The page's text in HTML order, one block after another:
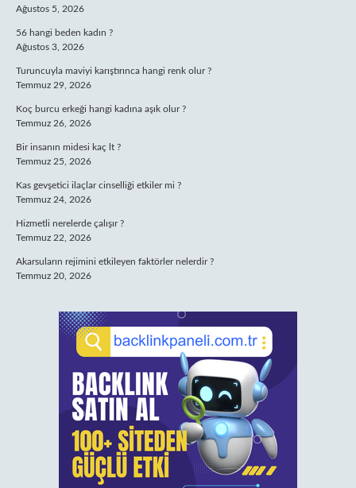
Ağustos 5, 2026
56 hangi beden kadın ?
Ağustos 3, 2026
Turuncuyla maviyi karıştırınca hangi renk olur ?
Temmuz 29, 2026
Koç burcu erkeği hangi kadına aşık olur ?
Temmuz 26, 2026
Bir insanın midesi kaç lt ?
Temmuz 25, 2026
Kas gevşetici ilaçlar cinselliği etkiler mi ?
Temmuz 24, 2026
Hizmetli nerelerde çalışır ?
Temmuz 22, 2026
Akarsuların rejimini etkileyen faktörler nelerdir ?
Temmuz 20, 2026